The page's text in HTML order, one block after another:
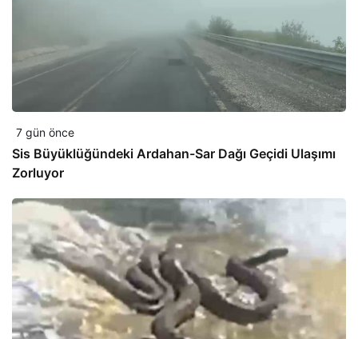
7 gün önce
Sis Büyüklüğündeki Ardahan-Sar Dağı Geçidi Ulaşımı
Zorluyor